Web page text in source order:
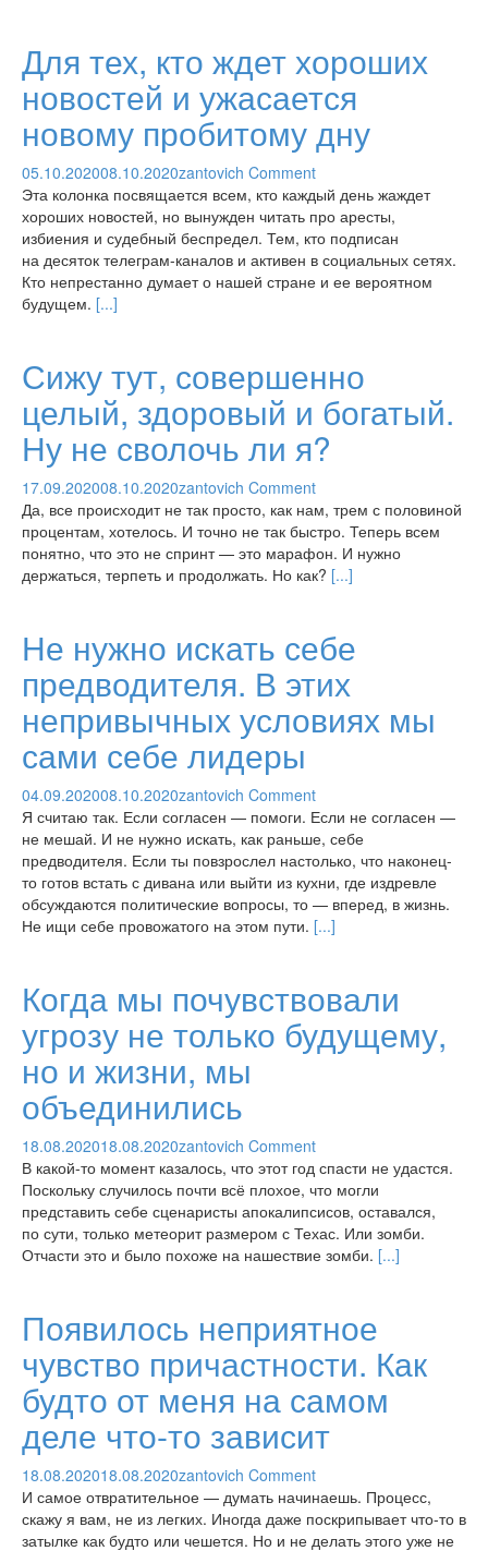
Для тех, кто ждет хороших
новостей и ужасается
новому пробитому дну
05.10.202008.10.2020zantovich Comment
Эта колонка посвящается всем, кто каждый день жаждет
хороших новостей, но вынужден читать про аресты,
избиения и судебный беспредел. Тем, кто подписан
на десяток телеграм-каналов и активен в социальных сетях.
Кто непрестанно думает о нашей стране и ее вероятном
будущем. [...]
Сижу тут, совершенно
целый, здоровый и богатый.
Ну не сволочь ли я?
17.09.202008.10.2020zantovich Comment
Да, все происходит не так просто, как нам, трем с половиной
процентам, хотелось. И точно не так быстро. Теперь всем
понятно, что это не спринт — это марафон. И нужно
держаться, терпеть и продолжать. Но как? [...]
Не нужно искать себе
предводителя. В этих
непривычных условиях мы
сами себе лидеры
04.09.202008.10.2020zantovich Comment
Я считаю так. Если согласен — помоги. Если не согласен —
не мешай. И не нужно искать, как раньше, себе
предводителя. Если ты повзрослел настолько, что наконец-
то готов встать с дивана или выйти из кухни, где издревле
обсуждаются политические вопросы, то — вперед, в жизнь.
Не ищи себе провожатого на этом пути. [...]
Когда мы почувствовали
угрозу не только будущему,
но и жизни, мы
объединились
18.08.202018.08.2020zantovich Comment
В какой-то момент казалось, что этот год спасти не удастся.
Поскольку случилось почти всё плохое, что могли
представить себе сценаристы апокалипсисов, оставался,
по сути, только метеорит размером с Техас. Или зомби.
Отчасти это и было похоже на нашествие зомби. [...]
Появилось неприятное
чувство причастности. Как
будто от меня на самом
деле что-то зависит
18.08.202018.08.2020zantovich Comment
И самое отвратительное — думать начинаешь. Процесс,
скажу я вам, не из легких. Иногда даже поскрипывает что-то в
затылке как будто или чешется. Но и не делать этого уже не